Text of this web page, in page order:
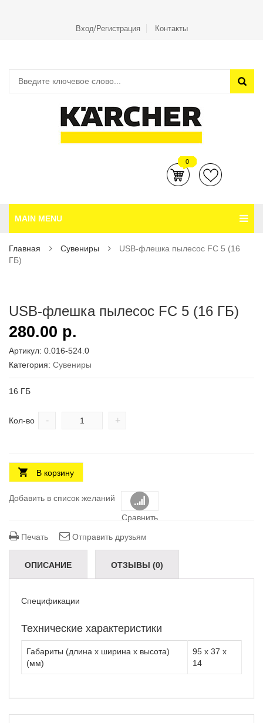
Вход/Регистрация Контакты
0
MAIN MENU
Главная Сувениры
USB-флешка пылесос FC 5 (16
ГБ)
USB-флешка пылесос FC 5 (16 ГБ)
280.00 р.
Артикул: 0.016-524.0
Категория: Сувениры
16 ГБ
Кол-во - +
В корзину
Добавить в список желаний
Сравнить
Печать Отправить друзьям
ОПИСАНИЕ ОТЗЫВЫ (0)
Спецификации
Технические характеристики
Габариты (длина х ширина х высота)
(мм)
95 x 37 x
14